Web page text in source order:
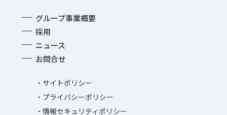
グループ事業概要
採用
ニュース
お問合せ
サイトポリシー
プライバシーポリシー
情報セキュリティポリシー